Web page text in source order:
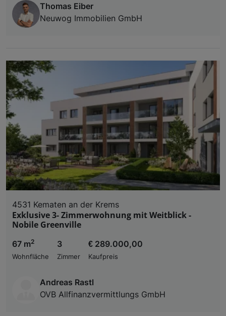
Thomas Eiber
Neuwog Immobilien GmbH
4531 Kematen an der Krems
Exklusive 3- Zimmerwohnung mit Weitblick -
Nobile Greenville
67 m2
Wohnfläche
3
Zimmer
€ 289.000,00
Kaufpreis
Andreas Rastl
OVB Allfinanzvermittlungs GmbH